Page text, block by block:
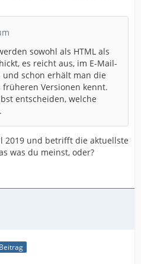
sowohl als HTML als
es reicht aus, im E-Mail-
und schon erhält man die
früheren Versionen kennt.
entscheiden, welche
2019 und betrifft die aktuellste
was du meinst, oder?